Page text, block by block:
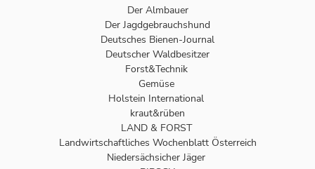
Der Almbauer
Der Jagdgebrauchshund
Deutsches Bienen-Journal
Deutscher Waldbesitzer
Forst&Technik
Gemüse
Holstein International
kraut&rüben
LAND & FORST
Landwirtschaftliches Wochenblatt Österreich
Niedersächsicher Jäger